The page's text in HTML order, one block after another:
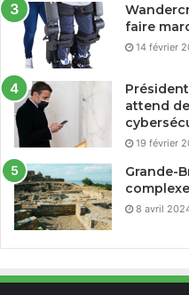
faire
14 février
attend
19 février
Grande-
8 avril